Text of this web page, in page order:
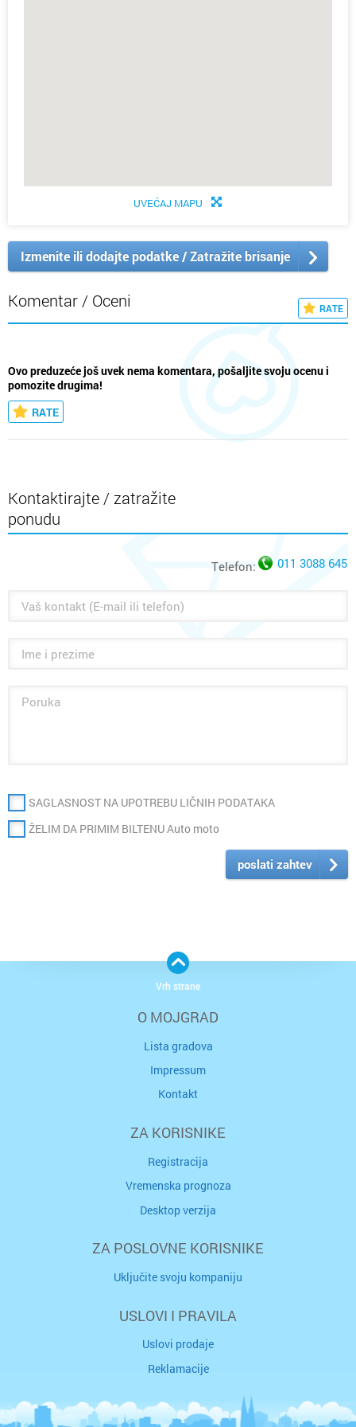
UVEĆAJ MAPU
Izmenite ili dodajte podatke / Zatražite brisanje
Komentar / Oceni RATE
Ovo preduzeće još uvek nema komentara, pošaljite svoju ocenu i
pomozite drugima!
RATE
Kontaktirajte / zatražite
ponudu
Telefon: 011 3088 645
SAGLASNOST NA UPOTREBU LIČNIH PODATAKA
ŽELIM DA PRIMIM BILTENU Auto moto
poslati zahtev
O MOJGRAD
Lista gradova
Impressum
Kontakt
ZA KORISNIKE
Registracija
Vremenska prognoza
Desktop verzija
ZA POSLOVNE KORISNIKE
Uključite svoju kompaniju
USLOVI I PRAVILA
Uslovi prodaje
Reklamacije
Vrh strane